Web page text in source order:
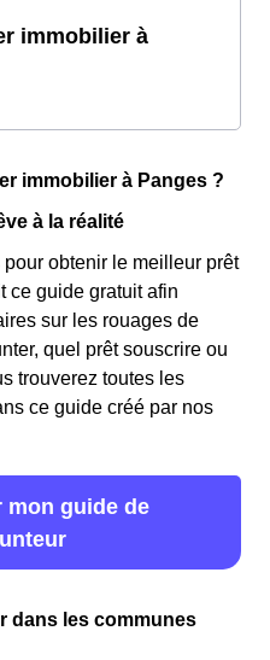
immobilier à
immobilier à Panges ?
à la réalité
obtenir le meilleur prêt
ce guide gratuit afin
sur les rouages de
quel prêt souscrire ou
trouverez toutes les
ce guide créé par nos
mon guide de
dans les communes